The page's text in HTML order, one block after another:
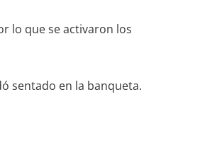
lo que se activaron los
sentado en la banqueta.